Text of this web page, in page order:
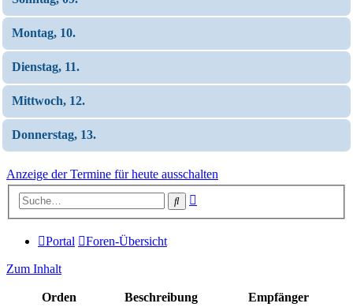
Montag, 10.
Dienstag, 11.
Mittwoch, 12.
Donnerstag, 13.
Anzeige der Termine für heute ausschalten
Suche
Portal Foren-Übersicht
Zum Inhalt
Orden Beschreibung Empfänger